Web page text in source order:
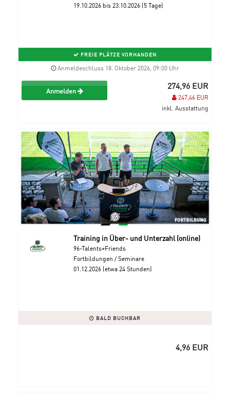
19.10.2026 bis 23.10.2026 (5 Tage)
FREIE PLÄTZE VORHANDEN
Anmeldeschluss 18. Oktober 2026, 09:00 Uhr
Anmelden 274,96 EUR
247,46 EUR
inkl. Ausstattung
Training in Über- und Unterzahl (online)
96-Talents+Friends
Fortbildungen / Seminare
01.12.2026 (etwa 24 Stunden)
BALD BUCHBAR
4,96 EUR